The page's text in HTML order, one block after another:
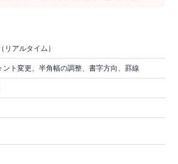
（リアルタイム）
ント変更、半角幅の調整、書字方向、罫線